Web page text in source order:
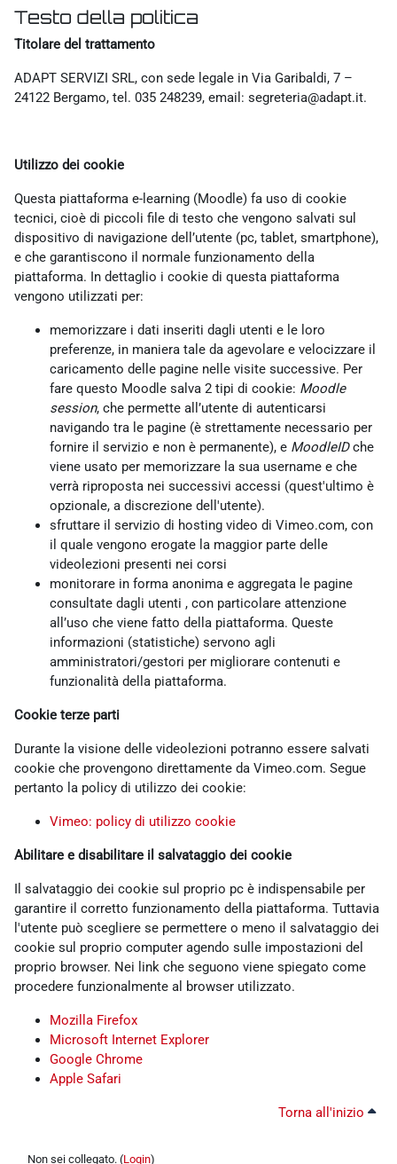
Testo della politica
Titolare del trattamento
ADAPT SERVIZI SRL, con sede legale in Via Garibaldi, 7 –
24122 Bergamo, tel. 035 248239, email: segreteria@adapt.it.
Utilizzo dei cookie
Questa piattaforma e-learning (Moodle) fa uso di cookie
tecnici, cioè di piccoli file di testo che vengono salvati sul
dispositivo di navigazione dell’utente (pc, tablet, smartphone),
e che garantiscono il normale funzionamento della
piattaforma. In dettaglio i cookie di questa piattaforma
vengono utilizzati per:
memorizzare i dati inseriti dagli utenti e le loro
preferenze, in maniera tale da agevolare e velocizzare il
caricamento delle pagine nelle visite successive. Per
fare questo Moodle salva 2 tipi di cookie: Moodle
session, che permette all’utente di autenticarsi
navigando tra le pagine (è strettamente necessario per
fornire il servizio e non è permanente), e MoodleIDche
viene usato per memorizzare la sua username e che
verrà riproposta nei successivi accessi (quest'ultimo è
opzionale, a discrezione dell'utente).
sfruttare il servizio di hosting video di Vimeo.com, con
il quale vengono erogate la maggior parte delle
videolezioni presenti nei corsi
monitorare in forma anonima e aggregata le pagine
consultate dagli utenti , con particolare attenzione
all’uso che viene fatto della piattaforma. Queste
informazioni (statistiche) servono agli
amministratori/gestori per migliorare contenuti e
funzionalità della piattaforma.
Cookie terze parti
Durante la visione delle videolezioni potranno essere salvati
cookie che provengono direttamente da Vimeo.com. Segue
pertanto la policy di utilizzo dei cookie:
Vimeo: policy di utilizzo cookie
Abilitare e disabilitare il salvataggio dei cookie
Il salvataggio dei cookie sul proprio pc è indispensabile per
garantire il corretto funzionamento della piattaforma. Tuttavia
l'utente può scegliere se permettere o meno il salvataggio dei
cookie sul proprio computer agendo sulle impostazioni del
proprio browser. Nei link che seguono viene spiegato come
procedere funzionalmente al browser utilizzato.
Mozilla Firefox
Microsoft Internet Explorer
Google Chrome
Apple Safari
Torna all'inizio
Non sei collegato. (Login)